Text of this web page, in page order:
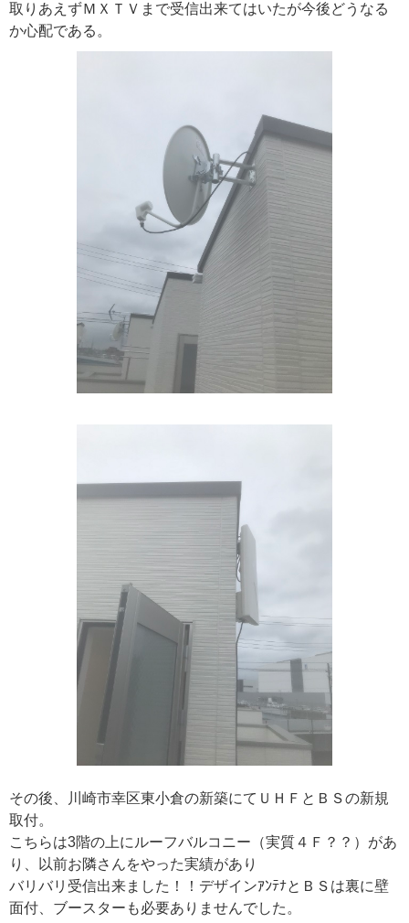
取りあえずＭＸＴＶまで受信出来てはいたが今後どうなる
か心配である。
その後、川崎市幸区東小倉の新築にてＵＨＦとＢＳの新規
取付。
こちらは3階の上にルーフバルコニー（実質４Ｆ？？）があ
り、以前お隣さんをやった実績があり
バリバリ受信出来ました！！デザインｱﾝﾃﾅとＢＳは裏に壁
面付、ブースターも必要ありませんでした。